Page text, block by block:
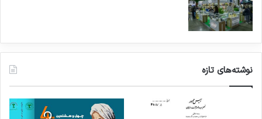
نوشته‌های تازه